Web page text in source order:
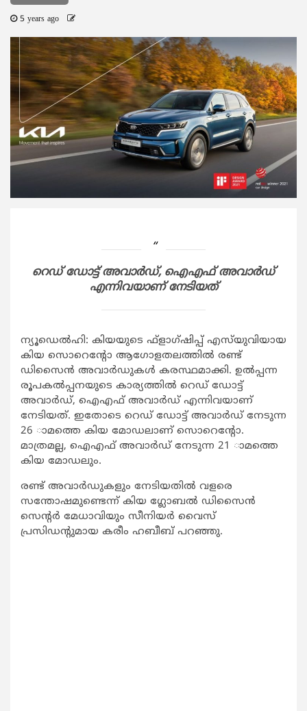
5 years ago
റെഡ് ഡോട്ട് അവാര്‍ഡ്, ഐഎഫ് അവാര്‍ഡ്
എന്നിവയാണ് നേടിയത്
ന്യൂഡെല്‍ഹി: കിയയുടെ ഫ്‌ളാഗ്ഷിപ്പ് എസ്‌യുവിയായ
കിയ സൊറെന്റോ ആഗോളതലത്തില്‍ രണ്ട്
ഡിസൈന്‍ അവാര്‍ഡുകള്‍ കരസ്ഥമാക്കി. ഉല്‍പ്പന്ന
രൂപകല്‍പ്പനയുടെ കാര്യത്തില്‍ റെഡ് ഡോട്ട്
അവാര്‍ഡ്, ഐഎഫ് അവാര്‍ഡ് എന്നിവയാണ്
നേടിയത്. ഇതോടെ റെഡ് ഡോട്ട് അവാര്‍ഡ് നേടുന്ന
26 ാമത്തെ കിയ മോഡലാണ് സൊറെന്റോ.
മാത്രമല്ല, ഐഎഫ് അവാര്‍ഡ് നേടുന്ന 21 ാമത്തെ
കിയ മോഡലും.
രണ്ട് അവാര്‍ഡുകളും നേടിയതില്‍ വളരെ
സന്തോഷമുണ്ടെന്ന് കിയ ഗ്ലോബല്‍ ഡിസൈന്‍
സെന്റര്‍ മേധാവിയും സീനിയര്‍ വൈസ്
പ്രസിഡന്റുമായ കരീം ഹബീബ് പറഞ്ഞു.